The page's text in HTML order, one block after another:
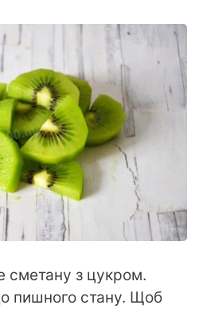
сметану з цукром.
пишного стану. Щоб